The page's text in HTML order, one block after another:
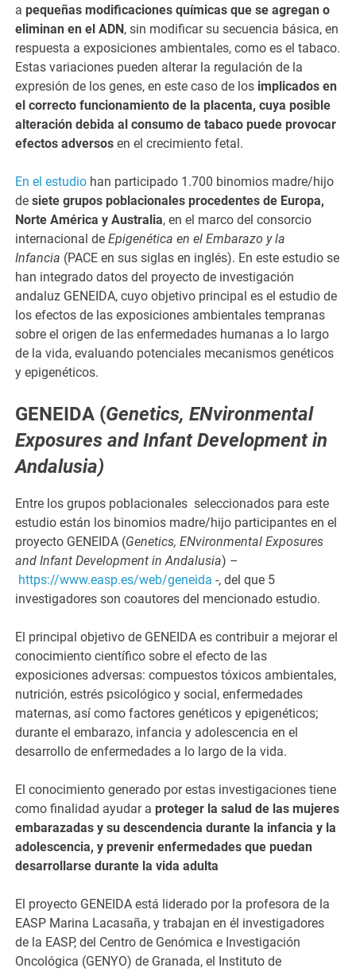
apequeñas modificaciones químicas que se agregan o
eliminan en el ADN , sin modificar su secuencia básica, en
respuesta a exposiciones ambientales, como es el tabaco.
Estas variaciones pueden alterar la regulación de la
expresión de los genes, en este caso de los implicados en
el correcto funcionamiento de la placenta, cuya posible
alteración debida al consumo de tabaco puede provocar
efectos adversos en el crecimiento fetal.
En el estudio han participado 1.700 binomios madre/hijo
desiete grupos poblacionales procedentes de Europa,
Norte América y Australia, en el marco del consorcio
internacional deEpigenética en el Embarazo y la
Infancia (PACE en sus siglas en inglés). En este estudio se
han integrado datos del proyecto de investigación
andaluz GENEIDA, cuyo objetivo principal es el estudio de
los efectos de las exposiciones ambientales tempranas
sobre el origen de las enfermedades humanas a lo largo
de la vida, evaluando potenciales mecanismos genéticos
y epigenéticos.
GENEIDA (Genetics, ENvironmental
Exposures and Infant Development in
Andalusia)
Entre los grupos poblacionales seleccionados para este
estudio están los binomios madre/hijo participantes en el
proyecto GENEIDA (Genetics, ENvironmental Exposures
and Infant Development in Andalusia) –
https://www.easp.es/web/geneida -, del que 5
investigadores son coautores del mencionado estudio.
El principal objetivo de GENEIDA es contribuir a mejorar el
conocimiento científico sobre el efecto de las
exposiciones adversas: compuestos tóxicos ambientales,
nutrición, estrés psicológico y social, enfermedades
maternas, así como factores genéticos y epigenéticos;
durante el embarazo, infancia y adolescencia en el
desarrollo de enfermedades a lo largo de la vida.
El conocimiento generado por estas investigaciones tiene
como finalidad ayudar aproteger la salud de las mujeres
embarazadas y su descendencia durante la infancia y la
adolescencia, y prevenir enfermedades que puedan
desarrollarse durante la vida adulta
El proyecto GENEIDA está liderado por la profesora de la
EASP Marina Lacasaña, y trabajan en él investigadores
de la EASP, del Centro de Genómica e Investigación
Oncológica (GENYO) de Granada, el Instituto de